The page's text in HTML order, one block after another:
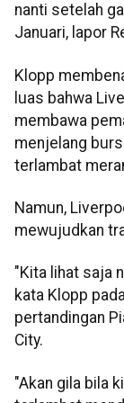
nanti setelah
Januari, lapor
Klopp
luas bahwa
membawa
menjelang
terlambat
Namun,
mewujudkan
"Kita lihat saja
kata Klopp
pertandingan
City.
"Akan gila bila